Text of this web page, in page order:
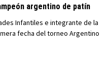
argentino de patín
Infantiles e integrante de la
fecha del torneo Argentino